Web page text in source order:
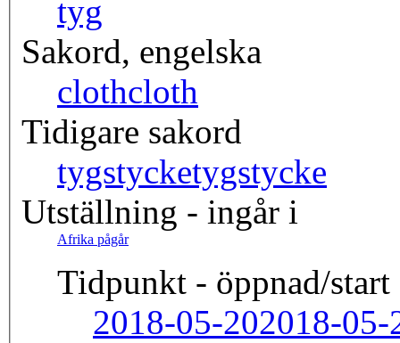
tyg
Sakord, engelska
clothcloth
Tidigare sakord
tygstycketygstycke
Utställning - ingår i
Afrika pågår
Tidpunkt - öppnad/start
2018-05-202018-05-